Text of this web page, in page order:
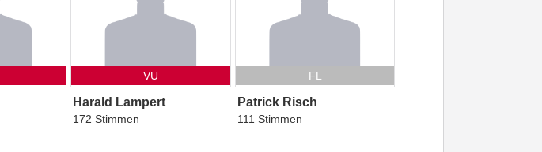
VU
Harald Lampert
172 Stimmen
FL
Patrick Risch
111 Stimmen